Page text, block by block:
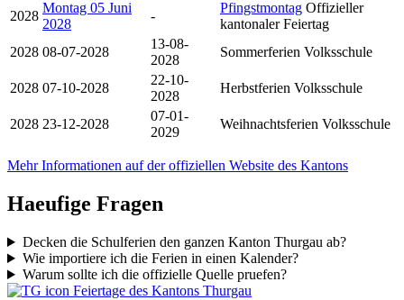
2028
Montag 05 Juni
2028
-
Pfingstmontag Offizieller
kantonaler Feiertag
2028 08-07-2028
13-08-
2028
Sommerferien Volksschule
2028 07-10-2028
22-10-
2028
Herbstferien Volksschule
2028 23-12-2028
07-01-
2029
Weihnachtsferien Volksschule
Mehr Informationen auf der offiziellen Website des Kantons
Haeufige Fragen
Decken die Schulferien den ganzen Kanton Thurgau ab?
Wie importiere ich die Ferien in einen Kalender?
Warum sollte ich die offizielle Quelle pruefen?
Feiertage des Kantons Thurgau